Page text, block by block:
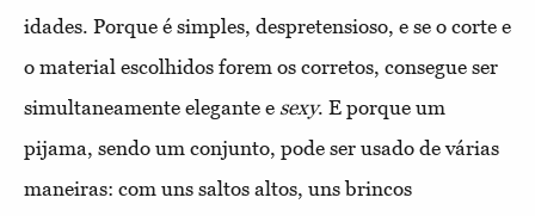
idades. Porque é simples, despretensioso, e se o corte e
o material escolhidos forem os corretos, consegue ser
simultaneamente elegante e sexy. E porque um
pijama, sendo um conjunto, pode ser usado de várias
maneiras: com uns saltos altos, uns brincos